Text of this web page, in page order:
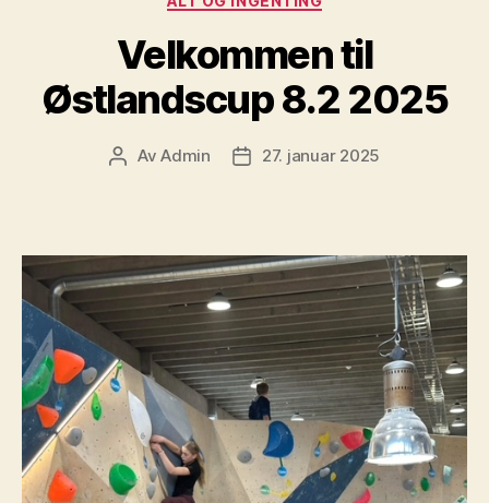
Velkommen til
Østlandscup 8.2 2025
Innleggsforfatter
AvAdmin Publiseringsdato
27. januar 2025